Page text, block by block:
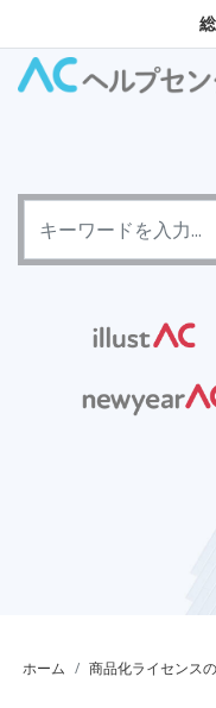
ホーム 商品化ライセンス